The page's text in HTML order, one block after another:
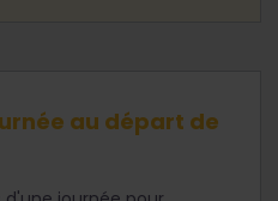
au départ de